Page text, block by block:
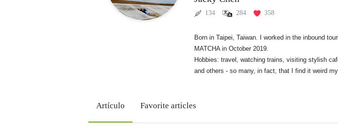
134 284 358
Born in Taipei, Taiwan. I worked in the inbound
MATCHA in October 2019.
Hobbies: travel, watching trains, visiting stylish
and others - so many, in fact, that I find it weird
Artículo Favorite articles